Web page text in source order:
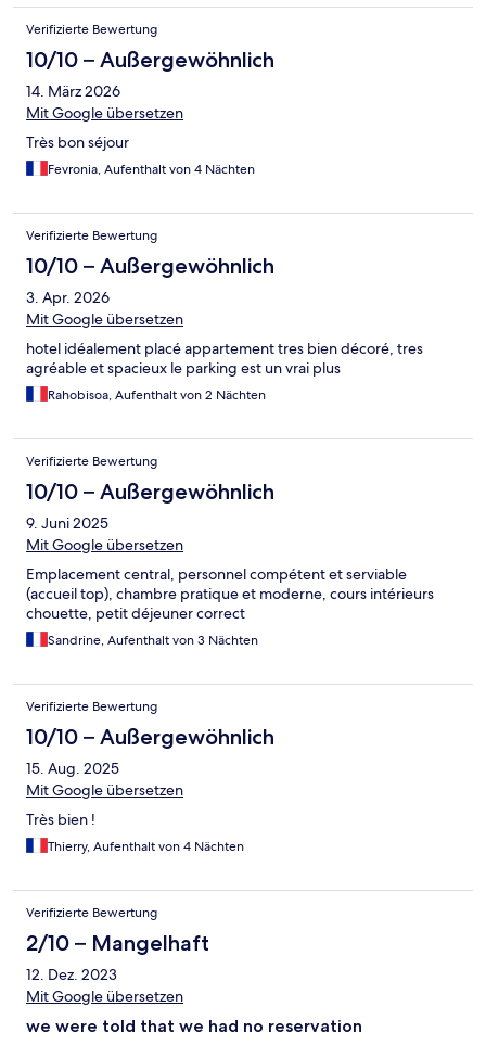
Verifizierte Bewertung
10/10 – Außergewöhnlich
14. März 2026
Mit Google übersetzen
Très bon séjour
Fevronia, Aufenthalt von 4 Nächten
Verifizierte Bewertung
10/10 – Außergewöhnlich
3. Apr. 2026
Mit Google übersetzen
hotel idéalement placé appartement tres bien décoré, tres
agréable et spacieux le parking est un vrai plus
Rahobisoa, Aufenthalt von 2 Nächten
Verifizierte Bewertung
10/10 – Außergewöhnlich
9. Juni 2025
Mit Google übersetzen
Emplacement central, personnel compétent et serviable
(accueil top), chambre pratique et moderne, cours intérieurs
chouette, petit déjeuner correct
Sandrine, Aufenthalt von 3 Nächten
Verifizierte Bewertung
10/10 – Außergewöhnlich
15. Aug. 2025
Mit Google übersetzen
Très bien !
Thierry, Aufenthalt von 4 Nächten
Verifizierte Bewertung
2/10 – Mangelhaft
12. Dez. 2023
Mit Google übersetzen
we were told that we had no reservation